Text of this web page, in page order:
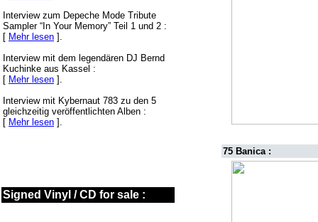
Interview zum Depeche Mode Tribute
Sampler “In Your Memory” Teil 1 und 2 :
[ Mehr lesen ].
Interview mit dem legendären DJ Bernd
Kuchinke aus Kassel :
[ Mehr lesen ].
Interview mit Kybernaut 783 zu den 5
gleichzeitig veröffentlichten Alben :
[ Mehr lesen ].
Signed Vinyl / CD for sale :
75 Banica :